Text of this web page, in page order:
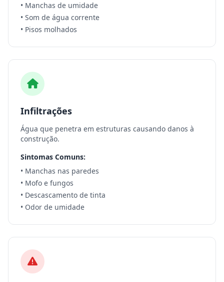
• Manchas de umidade
• Som de água corrente
• Pisos molhados
Infiltrações
Água que penetra em estruturas causando danos à
construção.
Sintomas Comuns:
• Manchas nas paredes
• Mofo e fungos
• Descascamento de tinta
• Odor de umidade